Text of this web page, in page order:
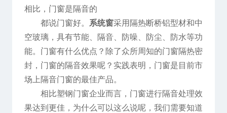
相比，门窗是隔音的
都说门窗好。
系统窗采用隔热断桥铝型材和中
空玻璃，具有节能、隔音、防噪、防尘、防水等功
能。门窗有什么优点？除了众所周知的门窗隔热密
封，门窗的隔音效果呢？实践表明，门窗是目前市
场上隔音门窗的最佳产品。
相比塑钢门窗企业而言，门窗进行隔音处理效
果达到更佳，为什么可以这么说呢，我们需要知道